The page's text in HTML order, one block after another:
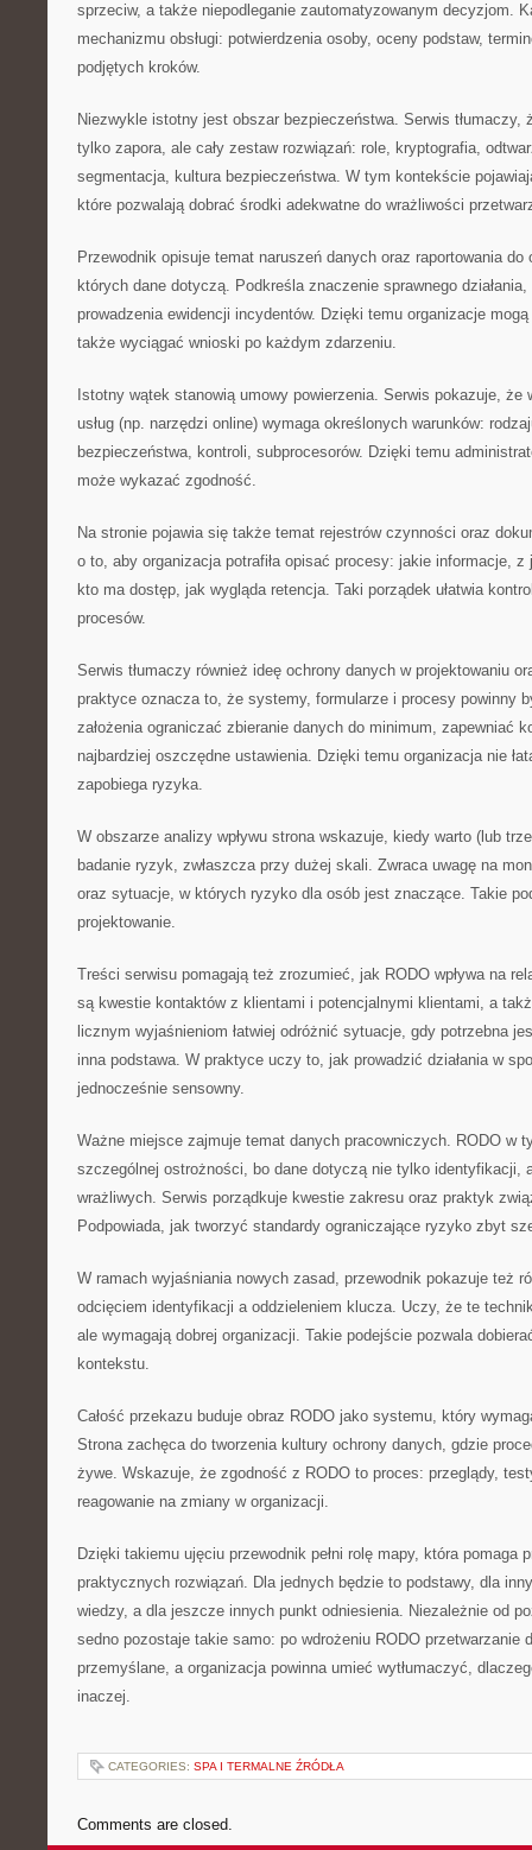
sprzeciw, a także niepodleganie zautomatyzowanym decyzjom.
mechanizmu obsługi: potwierdzenia osoby, oceny podstaw,
podjętych kroków.
Niezwykle istotny jest obszar bezpieczeństwa. Serwis tłumaczy,
tylko zapora, ale cały zestaw rozwiązań: role, kryptografia,
segmentacja, kultura bezpieczeństwa. W tym kontekście
które pozwalają dobrać środki adekwatne do wrażliwości
Przewodnik opisuje temat naruszeń danych oraz raportowania do
których dane dotyczą. Podkreśla znaczenie sprawnego
prowadzenia ewidencji incydentów. Dzięki temu organizacje
także wyciągać wnioski po każdym zdarzeniu.
Istotny wątek stanowią umowy powierzenia. Serwis pokazuje, że
usług (np. narzędzi online) wymaga określonych warunków:
bezpieczeństwa, kontroli, subprocesorów. Dzięki temu
może wykazać zgodność.
Na stronie pojawia się także temat rejestrów czynności oraz
o to, aby organizacja potrafiła opisać procesy: jakie informacje, z
kto ma dostęp, jak wygląda retencja. Taki porządek ułatwia
procesów.
Serwis tłumaczy również ideę ochrony danych w projektowaniu
praktyce oznacza to, że systemy, formularze i procesy powinny
założenia ograniczać zbieranie danych do minimum, zapewniać
najbardziej oszczędne ustawienia. Dzięki temu organizacja nie
zapobiega ryzyka.
W obszarze analizy wpływu strona wskazuje, kiedy warto (lub
badanie ryzyk, zwłaszcza przy dużej skali. Zwraca uwagę na
oraz sytuacje, w których ryzyko dla osób jest znaczące. Takie
projektowanie.
Treści serwisu pomagają też zrozumieć, jak RODO wpływa na
są kwestie kontaktów z klientami i potencjalnymi klientami, a
licznym wyjaśnieniom łatwiej odróżnić sytuacje, gdy potrzebna
inna podstawa. W praktyce uczy to, jak prowadzić działania w
jednocześnie sensowny.
Ważne miejsce zajmuje temat danych pracowniczych. RODO w
szczególnej ostrożności, bo dane dotyczą nie tylko identyfikacji,
wrażliwych. Serwis porządkuje kwestie zakresu oraz praktyk
Podpowiada, jak tworzyć standardy ograniczające ryzyko zbyt
W ramach wyjaśniania nowych zasad, przewodnik pokazuje też
odcięciem identyfikacji a oddzieleniem klucza. Uczy, że te
ale wymagają dobrej organizacji. Takie podejście pozwala
kontekstu.
Całość przekazu buduje obraz RODO jako systemu, który
Strona zachęca do tworzenia kultury ochrony danych, gdzie
żywe. Wskazuje, że zgodność z RODO to proces: przeglądy,
reagowanie na zmiany w organizacji.
Dzięki takiemu ujęciu przewodnik pełni rolę mapy, która pomaga
praktycznych rozwiązań. Dla jednych będzie to podstawy, dla
wiedzy, a dla jeszcze innych punkt odniesienia. Niezależnie od
sedno pozostaje takie samo: po wdrożeniu RODO przetwarzanie
przemyślane, a organizacja powinna umieć wytłumaczyć,
inaczej.
CATEGORIES: SPA I TERMALNE ŹRÓDŁA
Comments are closed.